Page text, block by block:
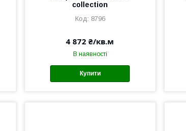
collection
8796
4 872 ₴/кв.м
В наявності
Купити